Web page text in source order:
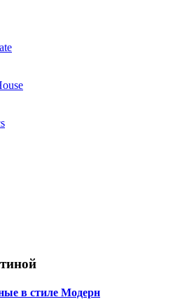
в стиле Модерн